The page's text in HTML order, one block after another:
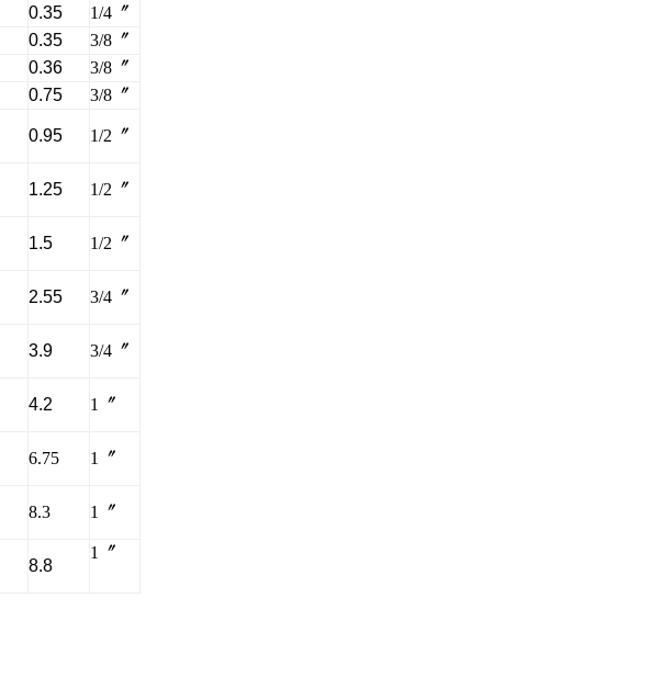
0.35
1/4〞
0.35
3/8〞
0.36
3/8〞
0.75 3/8〞
0.95 1/2〞
1.25 1/2〞
1.5 1/2〞
2.55 3/4〞
3.9 3/4〞
4.2 1〞
6.75 1〞
8.3 1〞
8.8
1〞